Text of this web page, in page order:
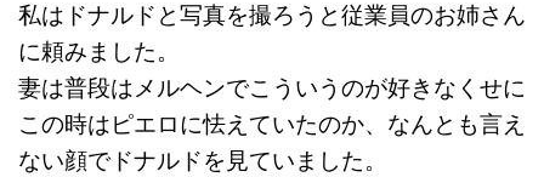
私はドナルドと写真を撮ろうと従業員のお姉さん
に頼みました。
妻は普段はメルヘンでこういうのが好きなくせに
この時はピエロに怯えていたのか、なんとも言え
ない顔でドナルドを見ていました。